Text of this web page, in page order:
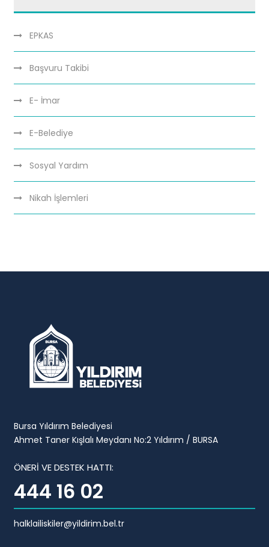
EPKAS
Başvuru Takibi
E- İmar
E-Belediye
Sosyal Yardım
Nikah İşlemleri
Bursa Yıldırım Belediyesi
Ahmet Taner Kışlalı Meydanı No:2 Yıldırım / BURSA
ÖNERİ VE DESTEK HATTI:
444 16 02
halklailiskiler@yildirim.bel.tr